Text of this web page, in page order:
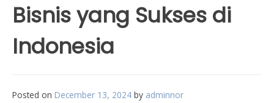
Bisnis yang Sukses di
Indonesia
Posted on December 13, 2024 by adminnor